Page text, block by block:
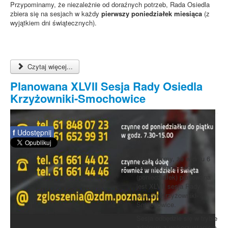
Przypominamy, że niezależnie od doraźnych potrzeb, Rada Osiedla
zbiera się na sesjach w każdy pierwszy poniedziałek miesiąca (z
wyjątkiem dni świątecznych).
Czytaj więcej...
Planowana XLVII Sesja Rady Osiedla
Krzyżowniki-Smochowice
f Udostępnij
Informujemy, że w dniu 6
czerwca 2022 roku
(poniedziałek) planowana
jest XLVII sesja Rady
Osiedla Krzyżowniki-
Smochowice.
Sesja odbędzie się w trybie